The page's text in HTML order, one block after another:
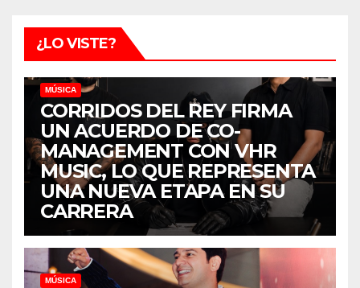
¿LO VISTE?
MÚSICA
CORRIDOS DEL REY FIRMA
UN ACUERDO DE CO-
MANAGEMENT CON VHR
MUSIC, LO QUE REPRESENTA
UNA NUEVA ETAPA EN SU
CARRERA
MÚSICA